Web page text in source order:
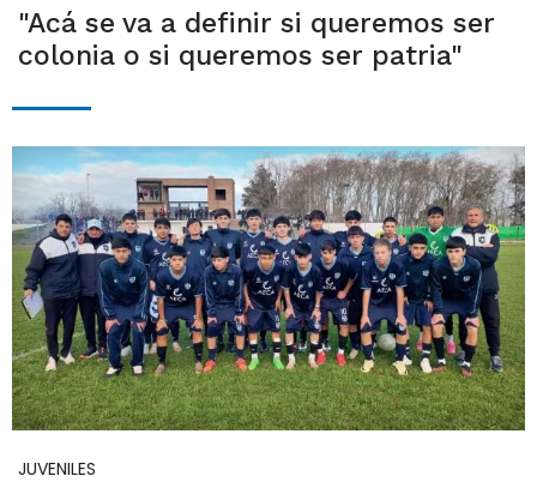
"Acá se va a definir si queremos ser
colonia o si queremos ser patria"
JUVENILES